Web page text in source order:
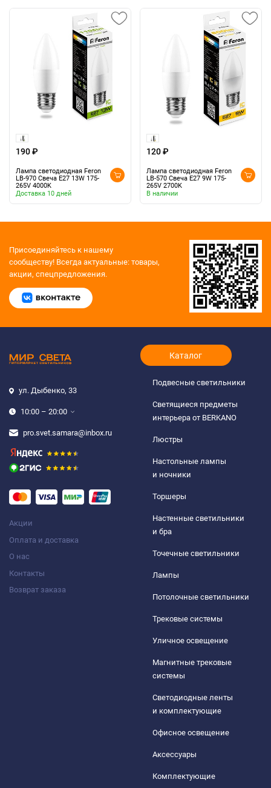
190 ₽
Лампа светодиодная Feron
LB-970 Свеча E27 13W 175-
265V 4000K
Доставка 10 дней
120 ₽
Лампа светодиодная Feron
LB-570 Свеча E27 9W 175-
265V 2700K
В наличии
Присоединяйтесь к нашему
сообществу! Всегда актуальные: товары,
акции, спецпредложения.
ул. Дыбенко, 33
10:00 – 20:00
pro.svet.samara@inbox.ru
Акции
Оплата и доставка
О нас
Контакты
Возврат заказа
Каталог
Подвесные светильники
Светящиеся предметы
интерьера от BERKANO
Люстры
Настольные лампы
и ночники
Торшеры
Настенные светильники
и бра
Точечные светильники
Лампы
Потолочные светильники
Трековые системы
Уличное освещение
Магнитные трековые
системы
Светодиодные ленты
и комплектующие
Офисное освещение
Аксессуары
Комплектующие